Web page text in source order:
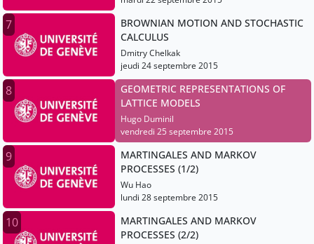
7
BROWNIAN MOTION AND STOCHASTIC
CALCULUS
Dmitry Chelkak
jeudi 24 septembre 2015
8
GEOMETRIC REPRESENTATIONS OF
LATTICE MODELS
Hugo Duminil
vendredi 25 septembre 2015
9
MARTINGALES AND MARKOV
PROCESSES (1/2)
Wu Hao
lundi 28 septembre 2015
10
MARTINGALES AND MARKOV
PROCESSES (2/2)